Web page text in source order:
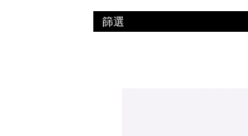
篩選